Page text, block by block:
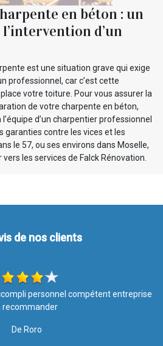
en béton : un
d’un
est une situation grave qui exige
professionnel, car c’est cette
votre toiture. Pour vous assurer la
de votre charpente en béton,
d’un charpentier professionnel
garanties contre les vices et les
le 57, ou ses environs dans Moselle,
les services de Falck Rénovation.
de nos clients
avec soin et rapidité. Merci pour
est top ????. Je recommande l